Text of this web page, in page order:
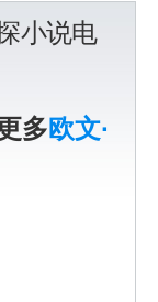
小说电
多欧文·